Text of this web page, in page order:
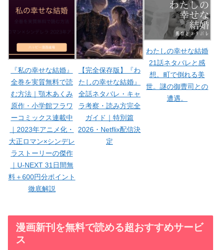
『私の幸せな結婚』
全巻を実質無料で読
む方法｜顎木あくみ
原作・小学館フラワ
ーコミックス連載中
｜2023年アニメ化・
大正ロマン×シンデレ
ラストーリーの傑作
｜U-NEXT 31日間無
料＋600円分ポイント
徹底解説
【完全保存版】『わ
たしの幸せな結婚』
全話ネタバレ・キャ
ラ考察・読み方完全
ガイド｜特別篇
2026・Netflix配信決
定
わたしの幸せな結婚
21話ネタバレと感
想。町で倒れる美
世。謎の御曹司との
遭遇。
漫画新刊を無料で読める超おすすめサービ
ス